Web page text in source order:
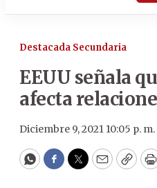
Destacada Secundaria
EEUU señala
afecta
Diciembre 9, 2021 10:05 p. m.
WhatsApp
Facebook
Twitter
EmailCopy